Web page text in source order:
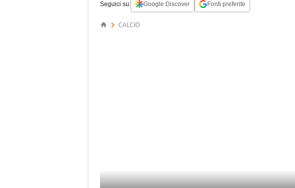
Seguici su: Google Discover Fonti preferite
CALCIO